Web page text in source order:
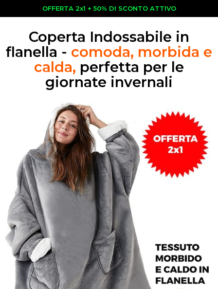
OFFERTA 2x1 + 50% DI SCONTO ATTIVO
Coperta Indossabile in
flanella - comoda, morbida e
calda, perfetta per le
giornate invernali